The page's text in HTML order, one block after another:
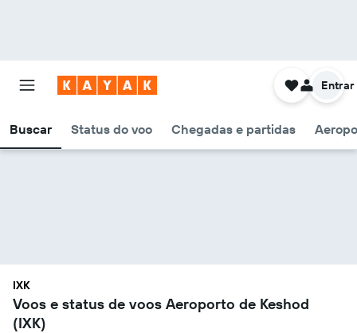
Buscar Status do voo Chegadas e partidas
Entrar
IXK
Voos e status de voos Aeroporto de Keshod
(IXK)